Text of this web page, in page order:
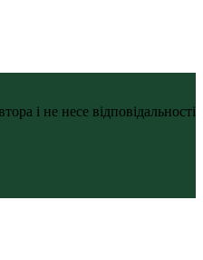
і не несе відповідальності